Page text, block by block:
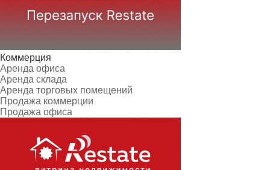
Коммерция
Аренда офиса
Аренда склада
Аренда торговых помещений
Продажа коммерции
Продажа офиса